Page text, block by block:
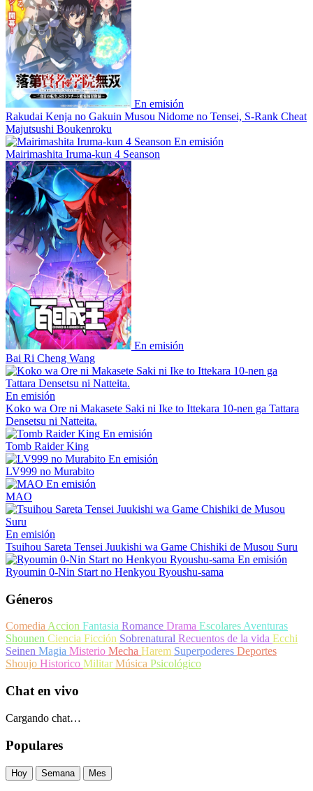
En emisión
Rakudai Kenja no Gakuin Musou Nidome no Tensei, S-Rank Cheat
Majutsushi Boukenroku
En emisión
Mairimashita Iruma-kun 4 Seanson
En emisión
Bai Ri Cheng Wang
En emisión
Koko wa Ore ni Makasete Saki ni Ike to Ittekara 10-nen ga Tattara
Densetsu ni Natteita.
En emisión
Tomb Raider King
En emisión
LV999 no Murabito
En emisión
MAO
En emisión
Tsuihou Sareta Tensei Juukishi wa Game Chishiki de Musou Suru
En emisión
Ryoumin 0-Nin Start no Henkyou Ryoushu-sama
Géneros
ComediaAccion Fantasia Romance Drama EscolaresAventuras
Shounen Ciencia Ficción Sobrenatural Recuentos de la vida Ecchi
Seinen Magia Misterio Mecha Harem Superpoderes Deportes
Shoujo Historico MilitarMúsica Psicológico
Chat en vivo
Cargando chat…
Populares
Hoy Semana Mes